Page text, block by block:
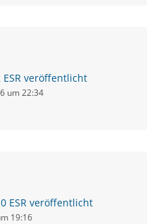
veröffentlicht
um 22:34
ESR veröffentlicht
19:16